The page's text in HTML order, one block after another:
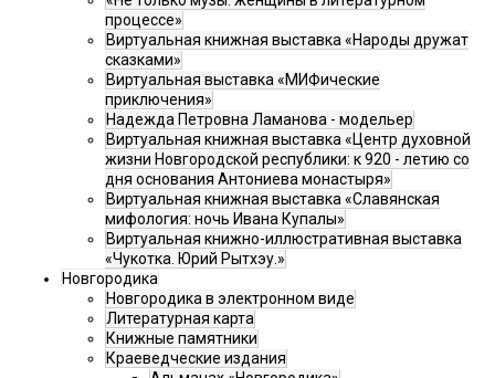
процессе»
Виртуальная книжная выставка «Народы дружат
сказками»
Виртуальная выставка «МИФические
приключения»
Надежда Петровна Ламанова - модельер
Виртуальная книжная выставка «Центр духовной
жизни Новгородской республики: к 920 - летию со
дня основания Антониева монастыря»
Виртуальная книжная выставка «Славянская
мифология: ночь Ивана Купалы»
Виртуальная книжно-иллюстративная выставка
«Чукотка. Юрий Рытхэу.»
Новгородика
Новгородика в электронном виде
Литературная карта
Книжные памятники
Краеведческие издания